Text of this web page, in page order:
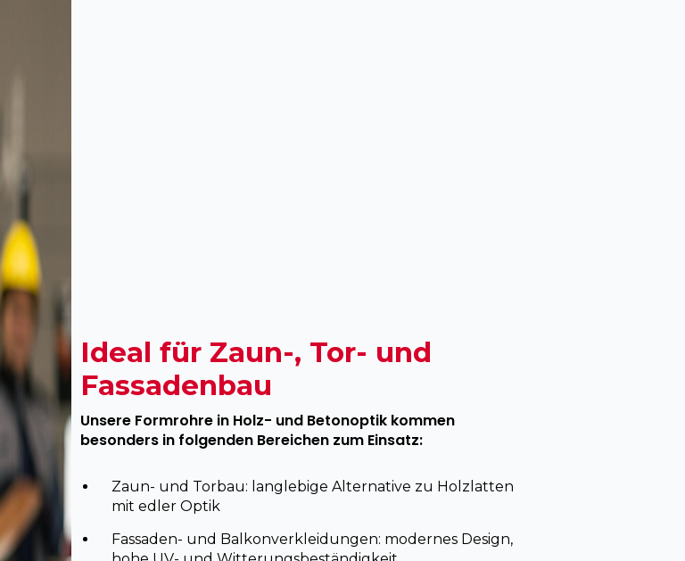
Ideal für Zaun-, Tor- und
Fassadenbau
Unsere Formrohre in Holz- und Betonoptik kommen
besonders in folgenden Bereichen zum Einsatz:
Zaun- und Torbau: langlebige Alternative zu Holzlatten
mit edler Optik
Fassaden- und Balkonverkleidungen: modernes Design,